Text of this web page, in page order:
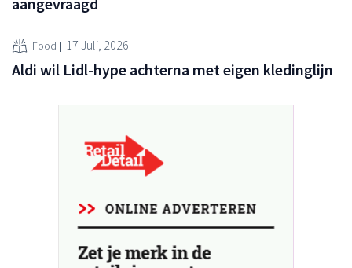
Food 17 Juli, 2026
Aldi wil Lidl-hype achterna met eigen kledinglijn